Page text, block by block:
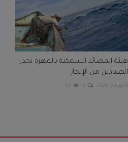
هيئة المصائد السمكية بالمهرة تحذر
الصيادين من الإبحار
أكتوبر 23, 2024 0
52